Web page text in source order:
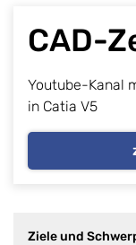
CAD-
Youtube-Kanal
in Catia V5
Ziele und